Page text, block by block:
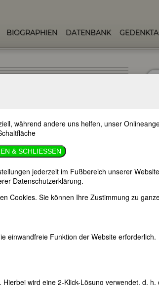
BIOGRAPHIEN DATENBANK
während andere uns helfen, unser
& SCHLIESSEN
jederzeit im Fußbereich unserer
Datenschutzerklärung.
Cookies. Sie können Ihre Zustimmung zu
einwandfreie Funktion der Website erforderlich.
wird eine 2-Klick-Lösung verwendet, d.